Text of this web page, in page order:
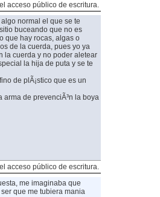
acceso público de escritura.
normal el que se te
buceando que no es
que hay rocas, algas o
de la cuerda, pues yo ya
la cuerda y no poder aletear
la hija de puta y se te
de plÃ¡stico que es un
arma de prevenciÃ³n la boya
acceso público de escritura.
me imaginaba que
que me tubiera mania